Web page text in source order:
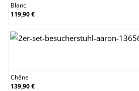
Blanc
119,90 €
Chêne
139,90 €